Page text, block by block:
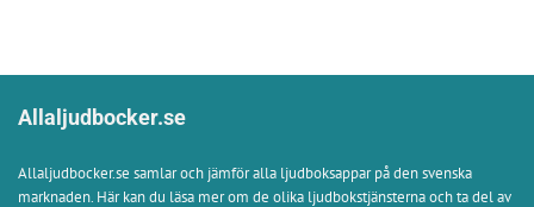
Allaljudbocker.se
Allaljudbocker.se samlar och jämför alla ljudboksappar på den svenska
marknaden. Här kan du läsa mer om de olika ljudbokstjänsterna och ta del av